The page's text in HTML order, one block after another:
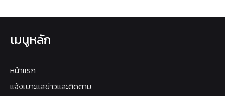
เมนูหลัก
หน้าแรก
แจ้งเบาะแสข่าวและติดตาม